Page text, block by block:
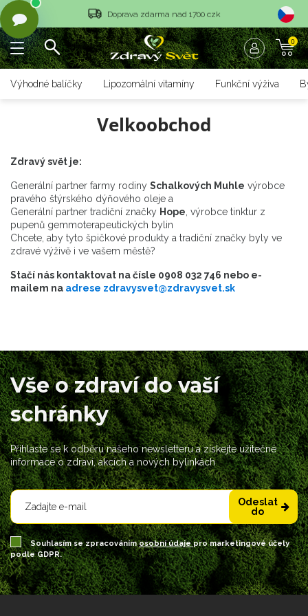
Vrácení objednávky do 14 dnů
Rychlé dodání <36 hodin
Doprava zdarma nad 1700 czk
Vrácení objednávky do 14 dnů
0
Výhodné balíčky Lipozomální vitamíny Funkční výživa
Velkoobchod
Zdravý svět je:
Generální partner farmy rodiny Schalkových Muhle výrobce
pravého štýrského dýňového oleje a
Generální partner tradiční značky Hope , výrobce tinktur z
pupenů gemmoterapeutických bylin
Chcete, aby tyto špičkové produkty a tradiční značky byly ve
zdravé výživě i ve vašem městě?
Stačí nás kontaktovat na čísle 0908 032 746 nebo e-
mailem na adrese zdravysvet@zdravysvet.sk
Vše o zdraví do vaší
schránky
Přihlaste se k odběru našeho newsletteru a získejte užitečné
informace o zdraví, akcích a nových bylinkách
Odeslat
do
Souhlasím se zpracovánímosobní údajepro marketingové účely
podle GDPR.